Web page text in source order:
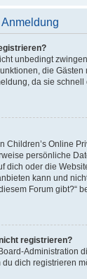
unbedingt
die
da sie
Children’s Online
persönliche
dich oder die
kann und
Forum gibt?“
registrieren?
Administration
dich registrieren